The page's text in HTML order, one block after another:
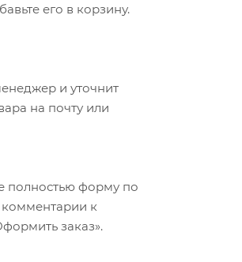
его в корзину.
и уточнит
на почту или
полностью форму по
комментарии к
заказ».